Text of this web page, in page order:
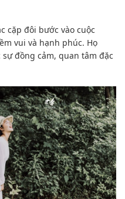
cặp đôi bước vào cuộc
vui và hạnh phúc. Họ
sựđồng cảm, quan tâm đặc